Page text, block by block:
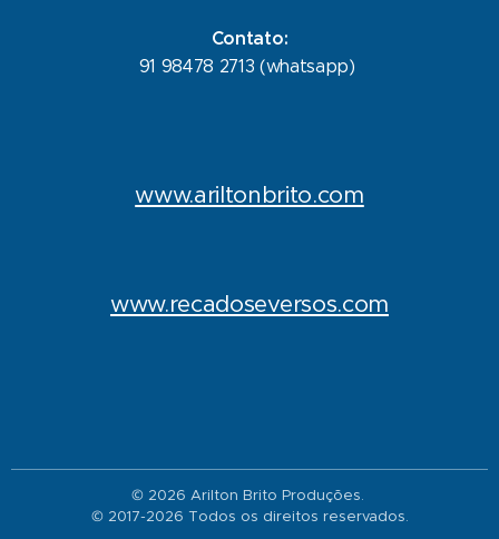
Contato:
91 98478 2713 (whatsapp)
www.ariltonbrito.com
www.recadoseversos.com
© 2026 Arilton Brito Produções.
© 2017-2026 Todos os direitos reservados.